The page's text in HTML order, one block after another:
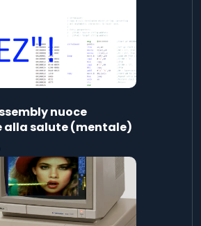
nuoce
alla salute (mentale)